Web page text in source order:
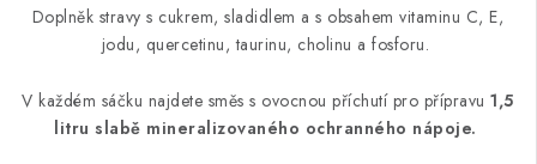
Doplněk stravy s cukrem, sladidlem a s obsahem vitaminu C, E,
jodu, quercetinu, taurinu, cholinu a fosforu.
V každém sáčku najdete směs s ovocnou příchutí pro přípravu1,5
litru slabě mineralizovaného ochranného nápoje.